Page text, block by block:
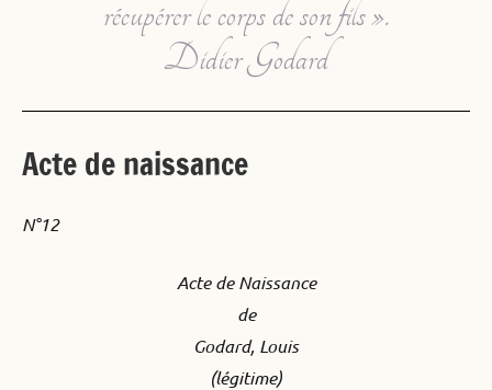
récupérer le corps de son fils ».
Didier Godard
Acte de naissance
N°12
Acte de Naissance
de
Godard, Louis
(légitime)